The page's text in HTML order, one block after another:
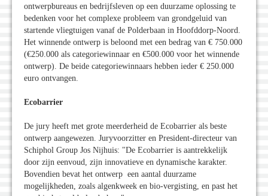
ontwerpbureaus en bedrijfsleven op een duurzame oplossing te
bedenken voor het complexe probleem van grondgeluid van
startende vliegtuigen vanaf de Polderbaan in Hoofddorp-Noord.
Het winnende ontwerp is beloond met een bedrag van € 750.000
(€250.000 als categoriewinnaar en €500.000 voor het winnende
ontwerp). De beide categoriewinnaars hebben ieder € 250.000
euro ontvangen.
Ecobarrier
De jury heeft met grote meerderheid de Ecobarrier als beste
ontwerp aangewezen. Juryvoorzitter en President-directeur van
Schiphol Group Jos Nijhuis: "De Ecobarrier is aantrekkelijk
door zijn eenvoud, zijn innovatieve en dynamische karakter.
Bovendien bevat het ontwerp een aantal duurzame
mogelijkheden, zoals algenkweek en bio-vergisting, en past het